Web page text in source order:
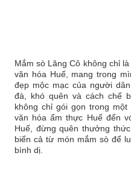
Mắm sò Lăng Cô không chỉ
văn hóa Huế, mang trong
đẹp mộc mạc của người
đà, khó quên và cách chế
không chỉ gói gọn trong
văn hóa ẩm thực Huế đến
Huế, đừng quên thưởng
biển cả từ món mắm sò để
bình dị.